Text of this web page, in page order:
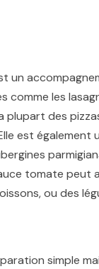
un
comme les
plupart des
est également
tomate peut
ou des
simple